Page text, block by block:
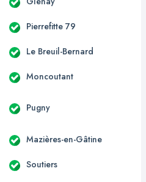
Pierrefitte 79
Le Breuil-Bernard
Moncoutant
Pugny
Mazières-en-Gâtine
Soutiers